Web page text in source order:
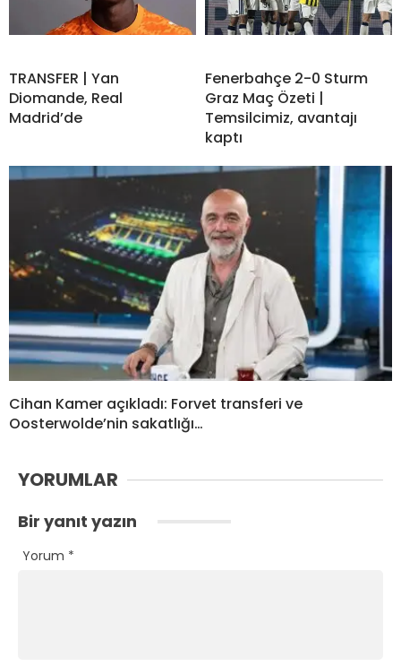
TRANSFER | Yan
Diomande, Real
Madrid’de
Fenerbahçe 2-0 Sturm
Graz Maç Özeti |
Temsilcimiz, avantajı
kaptı
Cihan Kamer açıkladı: Forvet transferi ve
Oosterwolde’nin sakatlığı…
YORUMLAR
Bir yanıt yazın
Yorum *